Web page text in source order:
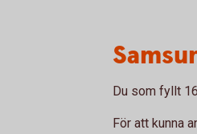
Du som fyllt
För att kunna